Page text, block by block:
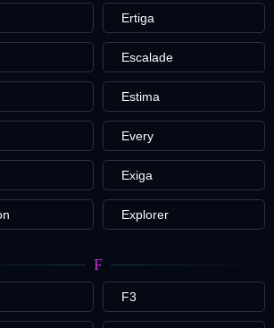
Ertiga
Escalade
Estima
Every
Exiga
Explorer
F
F3